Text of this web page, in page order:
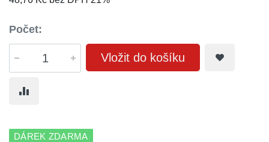
Počet:
Vložit do košíku
DÁREK ZDARMA